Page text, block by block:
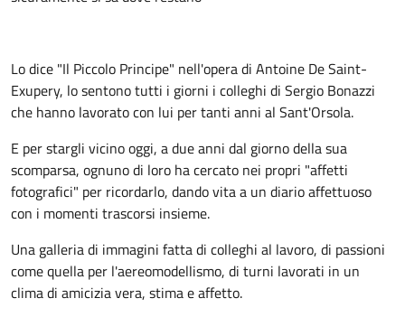
Lo dice "Il Piccolo Principe" nell'opera di Antoine De Saint-
Exupery, lo sentono tutti i giorni i colleghi di Sergio Bonazzi
che hanno lavorato con lui per tanti anni al Sant'Orsola.
E per stargli vicino oggi, a due anni dal giorno della sua
scomparsa, ognuno di loro ha cercato nei propri "affetti
fotografici" per ricordarlo, dando vita a un diario affettuoso
con i momenti trascorsi insieme.
Una galleria di immagini fatta di colleghi al lavoro, di passioni
come quella per l'aereomodellismo, di turni lavorati in un
clima di amicizia vera, stima e affetto.